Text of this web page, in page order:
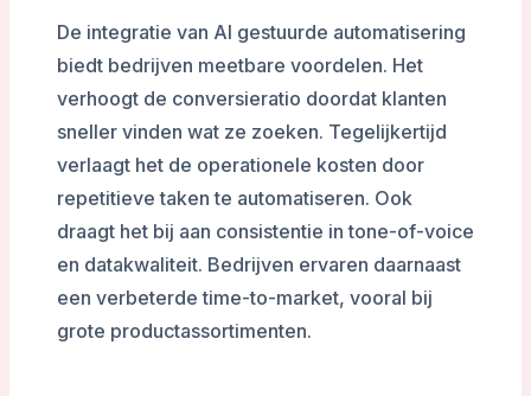
De integratie van AI gestuurde automatisering
biedt bedrijven meetbare voordelen. Het
verhoogt de conversieratio doordat klanten
sneller vinden wat ze zoeken. Tegelijkertijd
verlaagt het de operationele kosten door
repetitieve taken te automatiseren. Ook
draagt het bij aan consistentie in tone-of-voice
en datakwaliteit. Bedrijven ervaren daarnaast
een verbeterde time-to-market, vooral bij
grote productassortimenten.